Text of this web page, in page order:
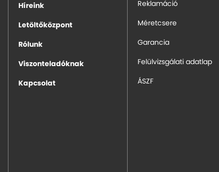
Híreink
Letöltőközpont
Rólunk
Viszonteladóknak
Kapcsolat
Reklamáció
Méretcsere
Garancia
Felülvizsgálati adatlap
ÁSZF